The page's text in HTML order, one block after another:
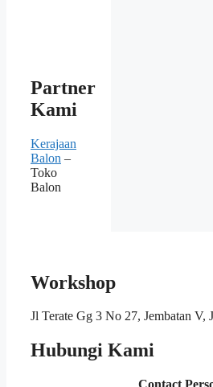
Partner
Kami
Kerajaan
Balon –
Toko
Balon
Workshop
Jl Terate Gg 3 No 27, Jembatan V,
Hubungi Kami